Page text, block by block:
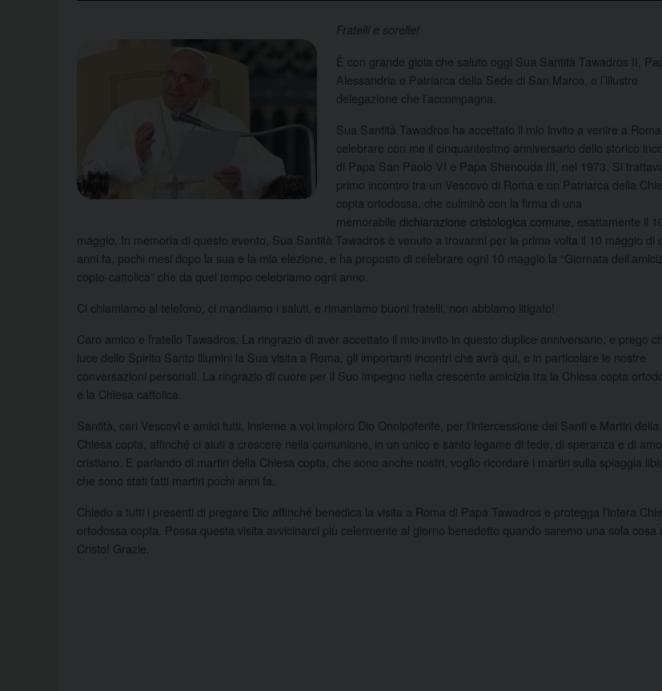
Fratelli e sorelle!
È con grande gioia che saluto oggi Sua Santità Tawadros II,
Alessandria e Patriarca della Sede di San Marco, e l’illustre
delegazione che l’accompagna.
Sua Santità Tawadros ha accettato il mio invito a venire a
celebrare con me il cinquantesimo anniversario dello storico
di Papa San Paolo VI e Papa Shenouda III, nel 1973. Si
primo incontro tra un Vescovo di Roma e un Patriarca della
copta ortodossa, che culminò con la firma di una
memorabile dichiarazione cristologica comune , esattamente il
maggio. In memoria di questo evento, Sua Santità Tawadros è venuto a trovarmi per la prima volta il 10 maggio di
anni fa, pochi mesi dopo la sua e la mia elezione, e ha proposto di celebrare ogni 10 maggio la “Giornata
copto-cattolica” che da quel tempo celebriamo ogni anno.
Ci chiamiamo al telefono, ci mandiamo i saluti, e rimaniamo buoni fratelli, non abbiamo litigato!
Caro amico e fratello Tawadros, La ringrazio di aver accettato il mio invito in questo duplice anniversario, e prego
luce dello Spirito Santo illumini la Sua visita a Roma, gli importanti incontri che avrà qui, e in particolare le nostre
conversazioni personali. La ringrazio di cuore per il Suo impegno nella crescente amicizia tra la Chiesa copta
e la Chiesa cattolica.
Santità, cari Vescovi e amici tutti, insieme a voi imploro Dio Onnipotente, per l’intercessione dei Santi e Martiri della
Chiesa copta, affinché ci aiuti a crescere nella comunione, in un unico e santo legame di fede, di speranza e di
cristiano. E parlando di martiri della Chiesa copta, che sono anche nostri, voglio ricordare i martiri sulla spiaggia
che sono stati fatti martiri pochi anni fa.
Chiedo a tutti i presenti di pregare Dio affinché benedica la visita a Roma di Papa Tawadros e protegga l’intera
ortodossa copta. Possa questa visita avvicinarci più celermente al giorno benedetto quando saremo una sola cosa
Cristo! Grazie.